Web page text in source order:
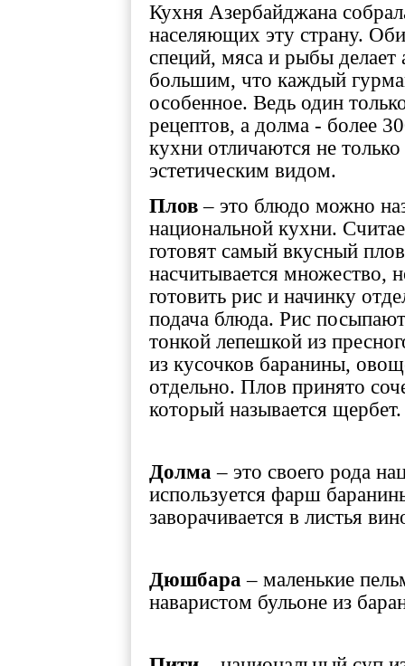
Кухня Азербайджана
населяющих эту страну.
специй, мяса и рыбы делает
большим, что каждый
особенное. Ведь один
рецептов, а долма - более
кухни отличаются не
эстетическим видом.
Плов – это блюдо можно
национальной кухни.
готовят самый вкусный
насчитывается множество,
готовить рис и начинку
подача блюда. Рис
тонкой лепешкой из
из кусочков баранины,
отдельно. Плов принято
который называется щербет.
Долма – это своего рода
используется фарш
заворачивается в листья
Дюшбара – маленькие
наваристом бульоне из